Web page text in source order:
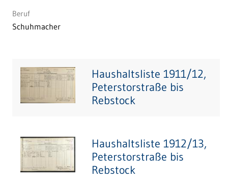
Beruf
Schuhmacher
Haushaltsliste 1911/12,
Peterstorstraße bis
Rebstock
Haushaltsliste 1912/13,
Peterstorstraße bis
Rebstock